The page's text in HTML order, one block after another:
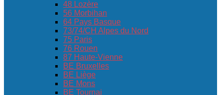
48 Lozère
56 Morbihan
64 Pays Basque
73/74/CH Alpes du Nord
75 Paris
76 Rouen
87 Haute-Vienne
BE Bruxelles
BE Liège
BE Mons
BE Tournai